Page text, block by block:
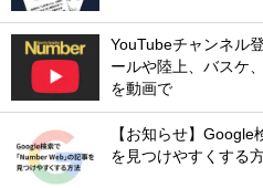
YouTubeチャンネル
ールや陸上、バスケ
を動画で
【お知らせ】
を見つけやすくする